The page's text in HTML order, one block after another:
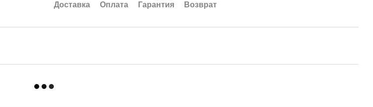
Доставка Оплата Гарантия Возврат